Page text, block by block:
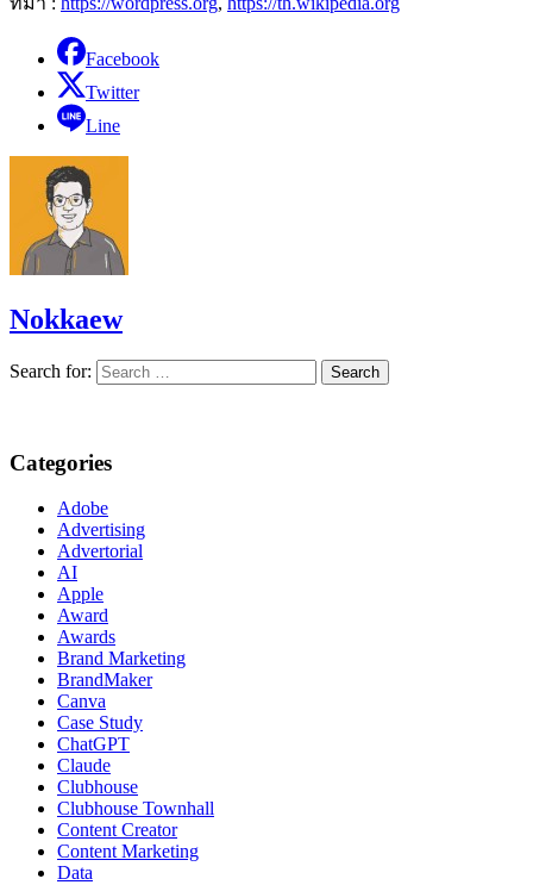
Facebook
Twitter
Line
Nokkaew
Search for:
Categories
Adobe
Advertising
Advertorial
AI
Apple
Award
Awards
Brand Marketing
BrandMaker
Canva
Case Study
ChatGPT
Claude
Clubhouse
Clubhouse Townhall
Content Creator
Content Marketing
Data